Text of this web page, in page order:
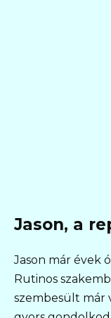
Jason, a
Jason már évek
Rutinos
szembesült már